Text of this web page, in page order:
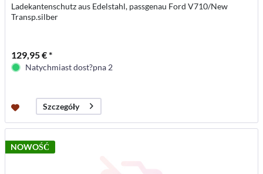
Ladekantenschutz aus Edelstahl, passgenau Ford V710/New
Transp.silber
129,95 € *
Natychmiast dost?pna 2
Szczegóły
NOWOŚĆ